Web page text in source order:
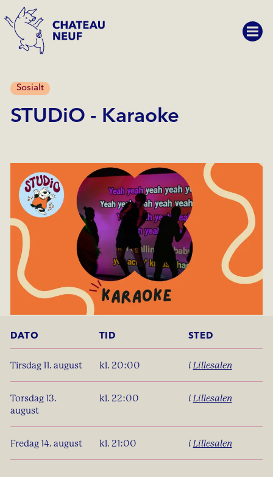
Sosialt
STUDiO - Karaoke
DATO TID STED
tirsdag 11. august kl. 20:00 i Lillesalen
torsdag 13.
august
kl. 22:00 i Lillesalen
fredag 14. august kl. 21:00 i Lillesalen